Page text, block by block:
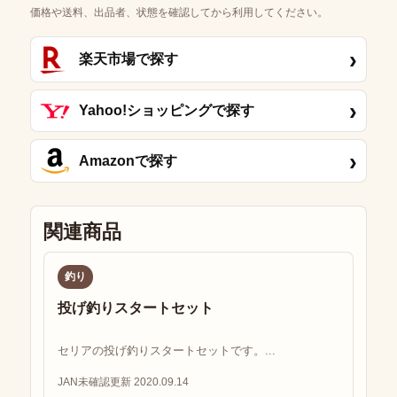
価格や送料、出品者、状態を確認してから利用してください。
楽天市場で探す ›
Yahoo!ショッピングで探す ›
Amazonで探す ›
関連商品
釣り
投げ釣りスタートセット
セリアの投げ釣りスタートセットです。...
JAN未確認更新 2020.09.14